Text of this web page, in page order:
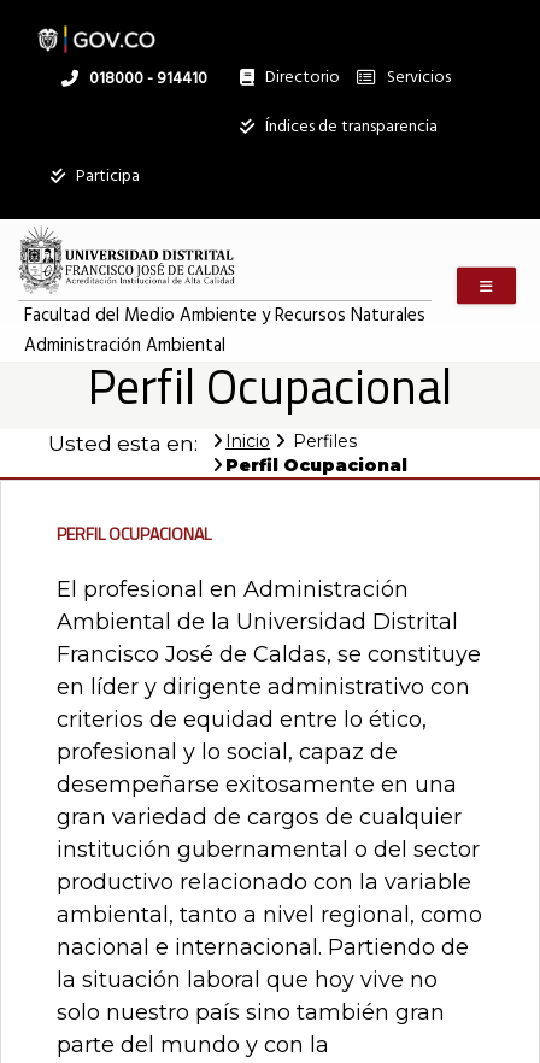
contenido
Linea
018000 - 914410 Directorio
Institucional
Servicios
Índices de transparencia
Participa
Facultad del Medio Ambiente y Recursos Naturales
Administración Ambiental
Perfil Ocupacional
Usted esta en: Inicio
Perfiles
Perfil Ocupacional
Perfil Ocupacional
El profesional en Administración
Ambiental de la Universidad Distrital
Francisco José de Caldas, se constituye
en líder y dirigente administrativo con
criterios de equidad entre lo ético,
profesional y lo social, capaz de
desempeñarse exitosamente en una
gran variedad de cargos de cualquier
institución gubernamental o del sector
productivo relacionado con la variable
ambiental, tanto a nivel regional, como
nacional e internacional. Partiendo de
la situación laboral que hoy vive no
solo nuestro país sino también gran
parte del mundo y con la